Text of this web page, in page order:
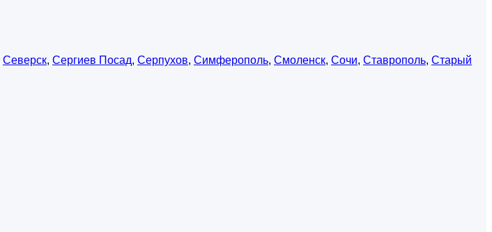
Северск, Сергиев Посад, Серпухов, Симферополь, Смоленск, Сочи, Ставрополь, Старый